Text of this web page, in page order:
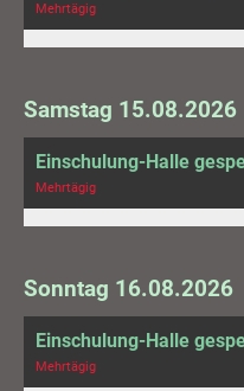
Mehrtägig
Samstag 15.08.2026
Einschulung-Halle
Mehrtägig
Sonntag 16.08.2026
Einschulung-Halle
Mehrtägig